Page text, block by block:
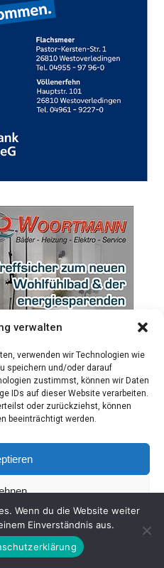
verwalten
verwenden wir Technologien wie
speichern und/oder darauf
zustimmst, können wir Daten
IDs auf dieser Website verarbeiten.
oder zurückziehst, können
beeinträchtigt werden.
ansehen
Impres­sum
TWEET
Wenn du die Website weiter
Einverständnis aus.